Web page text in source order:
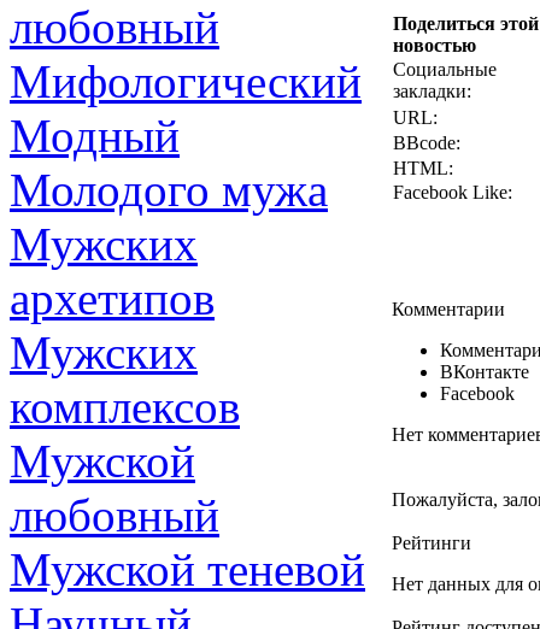
любовный
Мифологический
Модный
Молодого мужа
Мужских
архетипов
Мужских
комплексов
Мужской
любовный
Мужской теневой
Поделиться этой
новостью
Социальные
закладки:
URL:
BBcode:
HTML:
Facebook Like:
Комментарии
ВКонтакте
Facebook
Нет
Пожалуйста,
Рейтинги
Нет данных для